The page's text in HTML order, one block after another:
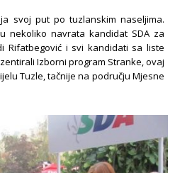
svoj put po tuzlanskim naseljima.
nekoliko navrata kandidat SDA za
Rifatbegović i svi kandidati sa liste
Izborni program Stranke, ovaj
Tuzle, tačnije na području Mjesne